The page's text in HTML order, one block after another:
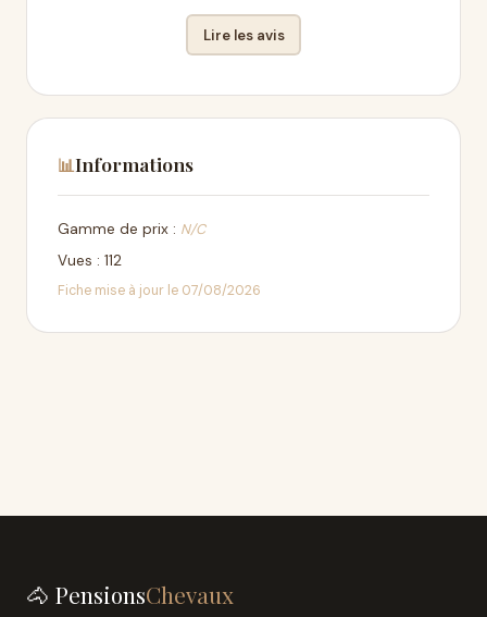
Lire les avis
📊Informations
Gamme de prix : N/C
Vues : 112
Fiche mise à jour le 07/08/2026
🐴 PensionsChevaux